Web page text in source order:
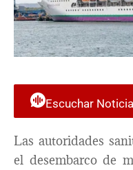
Escuchar Noticia
Las autoridades
el desembarco de